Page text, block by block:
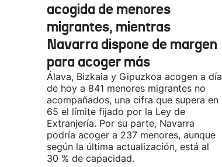
acogida de menores
migrantes, mientras
Navarra dispone de margen
para acoger más
Álava, Bizkaia y Gipuzkoa acogen a día
de hoy a 841 menores migrantes no
acompañados, una cifra que supera en
65 el límite fijado por la Ley de
Extranjería. Por su parte, Navarra
podría acoger a 237 menores, aunque
según la última actualización, está al
30 % de capacidad.